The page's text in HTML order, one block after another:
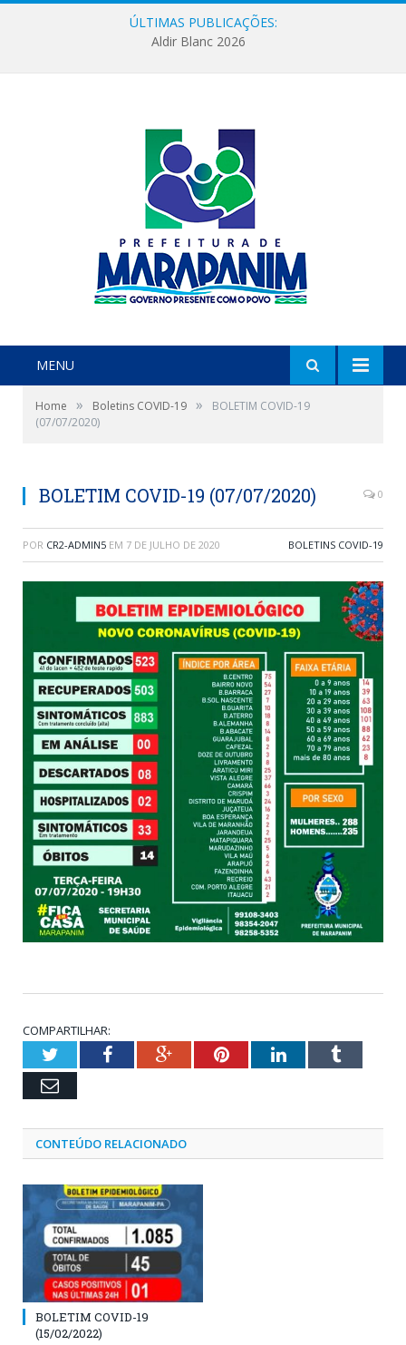
ÚLTIMAS PUBLICAÇÕES:
Aldir Blanc 2026
MENU
Home » Boletins COVID-19 »
BOLETIM COVID-19
(07/07/2020)
BOLETIM COVID-19 (07/07/2020) 0
POR CR2-ADMIN5 EM 7 DE JULHO DE 2020 BOLETINS COVID-19
COMPARTILHAR:
TwitterFacebookGoogle+PinterestLinkedInTumblr
Email
CONTEÚDO RELACIONADO
BOLETIM COVID-19
(15/02/2022)